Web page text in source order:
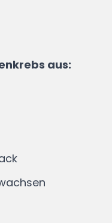
aus: